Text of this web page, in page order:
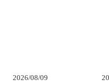
2026/08/09